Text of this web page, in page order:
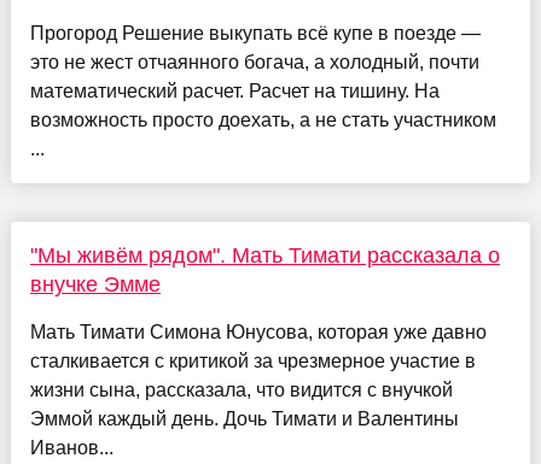
Прогород Решение выкупать всё купе в поезде —
это не жест отчаянного богача, а холодный, почти
математический расчет. Расчет на тишину. На
возможность просто доехать, а не стать участником
...
"Мы живём рядом". Мать Тимати рассказала о
внучке Эмме
Мать Тимати Симона Юнусова, которая уже давно
сталкивается с критикой за чрезмерное участие в
жизни сына, рассказала, что видится с внучкой
Эммой каждый день. Дочь Тимати и Валентины
Иванов...